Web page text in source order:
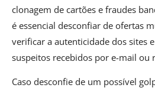
clonagem de cartões e fraudes
é essencial desconfiar de ofertas
verificar a autenticidade dos sites
suspeitos recebidos por e-mail ou
Caso desconfie de um possível